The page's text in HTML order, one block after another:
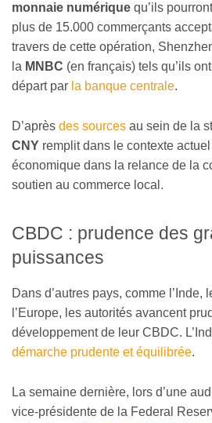
monnaie numérique qu’ils
plus de 15.000 commerçants
travers de cette opération,
la MNBC (en français) tels qu’ils
départ par la banque centrale.
D’après des sources au sein de la
CNY remplit dans le contexte
économique dans la relance de la
soutien au commerce local.
CBDC : prudence des
puissances
Dans d’autres pays, comme l’Inde,
l’Europe, les autorités avancent
développement de leur CBDC.
démarche prudente et équilibrée.
La semaine dernière, lors d’une
vice-présidente de la Federal